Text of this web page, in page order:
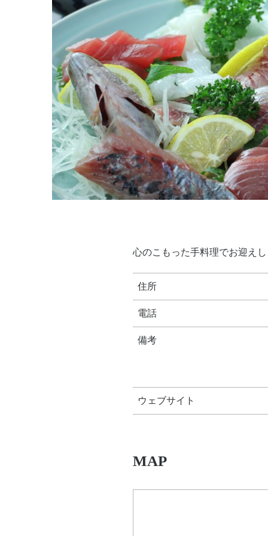
心のこもった手料理でお迎え
住所
電話
備考
ウェブサイト
MAP